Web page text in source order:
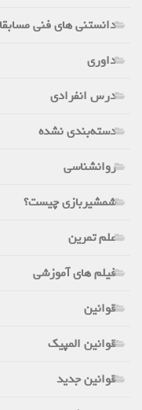
دانستنی های فنی مسابقات
داوری
درس انفرادی
دسته‌بندی نشده
روانشناسی
شمشیربازی چیست؟
علم تمرین
فیلم های آموزشی
قوانین
قوانین المپیک
قوانین جدید